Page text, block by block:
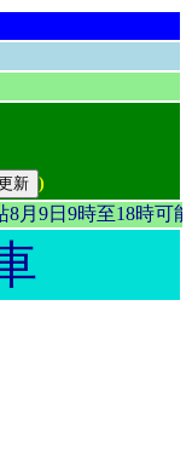
)
8月9日9時至18